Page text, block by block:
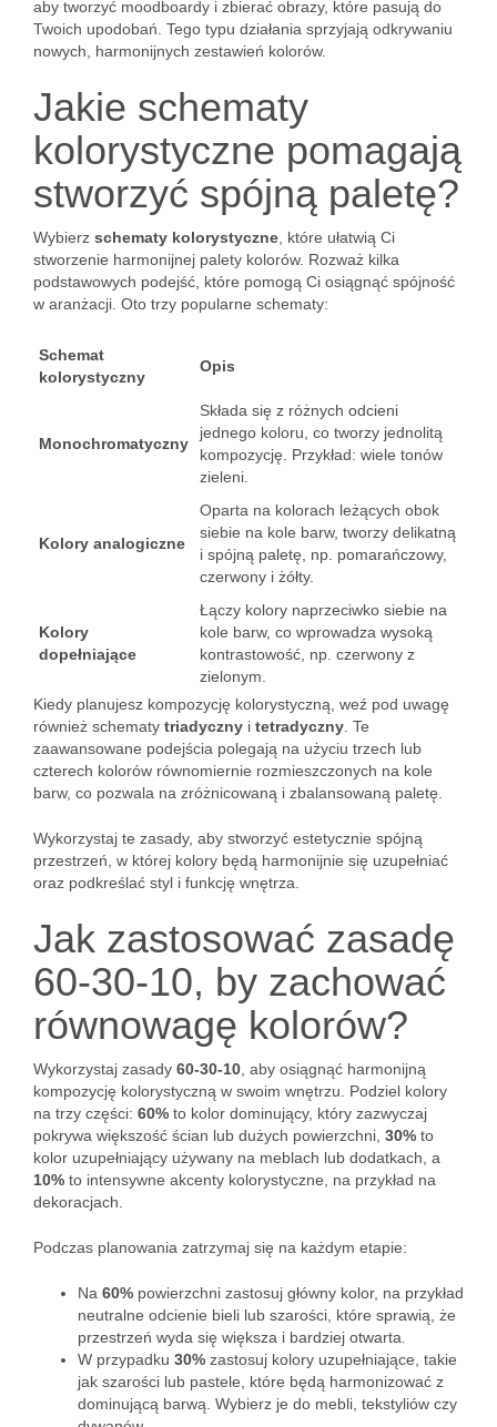
aby tworzyć moodboardy i zbierać obrazy, które pasują do
Twoich upodobań. Tego typu działania sprzyjają odkrywaniu
nowych, harmonijnych zestawień kolorów.
Jakie schematy
kolorystyczne pomagają
stworzyć spójną paletę?
Wybierz schematy kolorystyczne , które ułatwią Ci
stworzenie harmonijnej palety kolorów. Rozważ kilka
podstawowych podejść, które pomogą Ci osiągnąć spójność
w aranżacji. Oto trzy popularne schematy:
Schemat
kolorystyczny
Opis
Monochromatyczny
Składa się z różnych odcieni
jednego koloru, co tworzy jednolitą
kompozycję. Przykład: wiele tonów
zieleni.
Kolory analogiczne
Oparta na kolorach leżących obok
siebie na kole barw, tworzy delikatną
i spójną paletę, np. pomarańczowy,
czerwony i żółty.
Kolory
dopełniające
Łączy kolory naprzeciwko siebie na
kole barw, co wprowadza wysoką
kontrastowość, np. czerwony z
zielonym.
Kiedy planujesz kompozycję kolorystyczną, weź pod uwagę
również schematy triadyczny i tetradyczny . Te
zaawansowane podejścia polegają na użyciu trzech lub
czterech kolorów równomiernie rozmieszczonych na kole
barw, co pozwala na zróżnicowaną i zbalansowaną paletę.
Wykorzystaj te zasady, aby stworzyć estetycznie spójną
przestrzeń, w której kolory będą harmonijnie się uzupełniać
oraz podkreślać styl i funkcję wnętrza.
Jak zastosować zasadę
60-30-10, by zachować
równowagę kolorów?
Wykorzystaj zasady 60-30-10 , aby osiągnąć harmonijną
kompozycję kolorystyczną w swoim wnętrzu. Podziel kolory
na trzy części: 60% to kolor dominujący, który zazwyczaj
pokrywa większość ścian lub dużych powierzchni, 30% to
kolor uzupełniający używany na meblach lub dodatkach, a
10% to intensywne akcenty kolorystyczne, na przykład na
dekoracjach.
Podczas planowania zatrzymaj się na każdym etapie:
Na 60% powierzchni zastosuj główny kolor, na przykład
neutralne odcienie bieli lub szarości, które sprawią, że
przestrzeń wyda się większa i bardziej otwarta.
W przypadku 30% zastosuj kolory uzupełniające, takie
jak szarości lub pastele, które będą harmonizować z
dominującą barwą. Wybierz je do mebli, tekstyliów czy